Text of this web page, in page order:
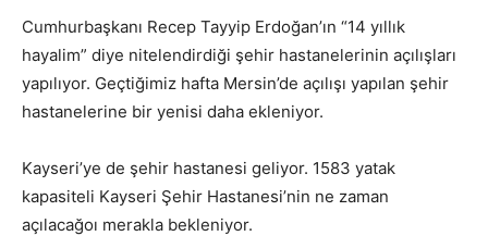
Cumhurbaşkanı Recep Tayyip Erdoğan’ın “14 yıllık
hayalim” diye nitelendirdiği şehir hastanelerinin açılışları
yapılıyor. Geçtiğimiz hafta Mersin’de açılışı yapılan şehir
hastanelerine bir yenisi daha ekleniyor.
Kayseri’ye de şehir hastanesi geliyor. 1583 yatak
kapasiteli Kayseri Şehir Hastanesi’nin ne zaman
açılacağoı merakla bekleniyor.